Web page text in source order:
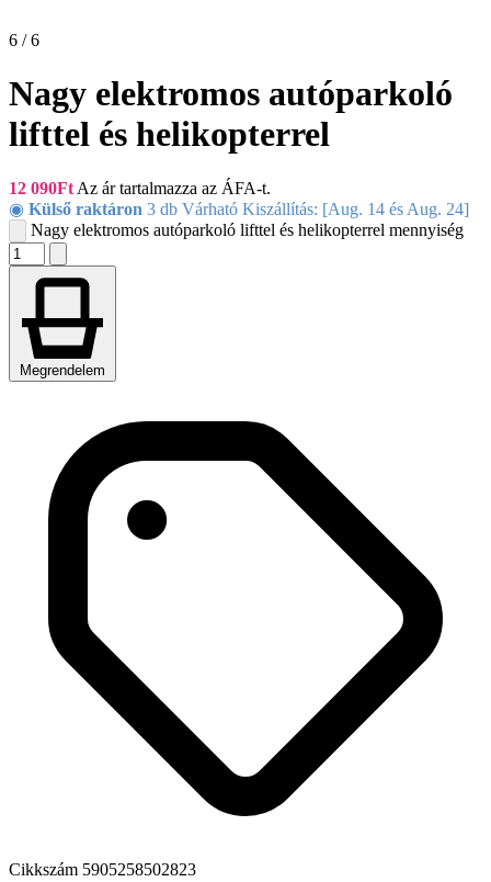
6 / 6
Nagy elektromos autóparkoló
lifttel és helikopterrel
12 090Ft Az ár tartalmazza az ÁFA-t.
◉ Külső raktáron 3 db Várható Kiszállítás: [Aug. 14 és Aug. 24]
Nagy elektromos autóparkoló lifttel és helikopterrel mennyiség
Megrendelem
Cikkszám 5905258502823